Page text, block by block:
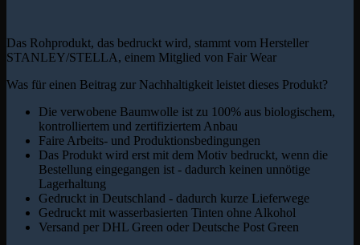
Das Rohprodukt, das bedruckt wird, stammt vom Hersteller
STANLEY/STELLA, einem Mitglied von Fair Wear
Was für einen Beitrag zur Nachhaltigkeit leistet dieses Produkt?
Die verwobene Baumwolle ist zu 100% aus biologischem,
kontrolliertem und zertifiziertem Anbau
Faire Arbeits- und Produktionsbedingungen
Das Produkt wird erst mit dem Motiv bedruckt, wenn die
Bestellung eingegangen ist - dadurch keinen unnötige
Lagerhaltung
Gedruckt in Deutschland - dadurch kurze Lieferwege
Gedruckt mit wasserbasierten Tinten ohne Alkohol
Versand per DHL Green oder Deutsche Post Green